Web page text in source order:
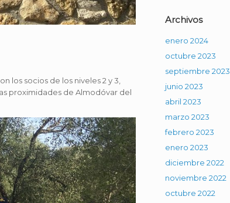
los socios de los niveles 2 y 3,
proximidades de Almodóvar del
Archivos
enero 2024
octubre 2023
septiembre 2023
junio 2023
abril 2023
marzo 2023
febrero 2023
enero 2023
diciembre 2022
noviembre 2022
octubre 2022